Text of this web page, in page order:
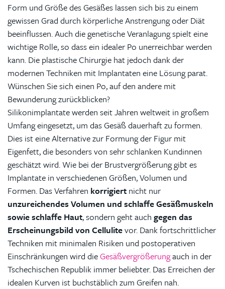
Form und Größe des Gesäßes lassen sich bis zu einem
gewissen Grad durch körperliche Anstrengung oder Diät
beeinflussen. Auch die genetische Veranlagung spielt eine
wichtige Rolle, so dass ein idealer Po unerreichbar werden
kann. Die plastische Chirurgie hat jedoch dank der
modernen Techniken mit Implantaten eine Lösung parat.
Wünschen Sie sich einen Po, auf den andere mit
Bewunderung zurückblicken?
Silikonimplantate werden seit Jahren weltweit in großem
Umfang eingesetzt, um das Gesäß dauerhaft zu formen.
Dies ist eine Alternative zur Formung der Figur mit
Eigenfett, die besonders von sehr schlanken Kundinnen
geschätzt wird. Wie bei der Brustvergrößerung gibt es
Implantate in verschiedenen Größen, Volumen und
Formen. Das Verfahren korrigiert nicht nur
unzureichendes Volumen und schlaffe Gesäßmuskeln
sowie schlaffe Haut, sondern geht auch gegen das
Erscheinungsbild von Cellulitevor. Dank fortschrittlicher
Techniken mit minimalen Risiken und postoperativen
Einschränkungen wird dieGesäßvergrößerungauch in der
Tschechischen Republik immer beliebter. Das Erreichen der
idealen Kurven ist buchstäblich zum Greifen nah.